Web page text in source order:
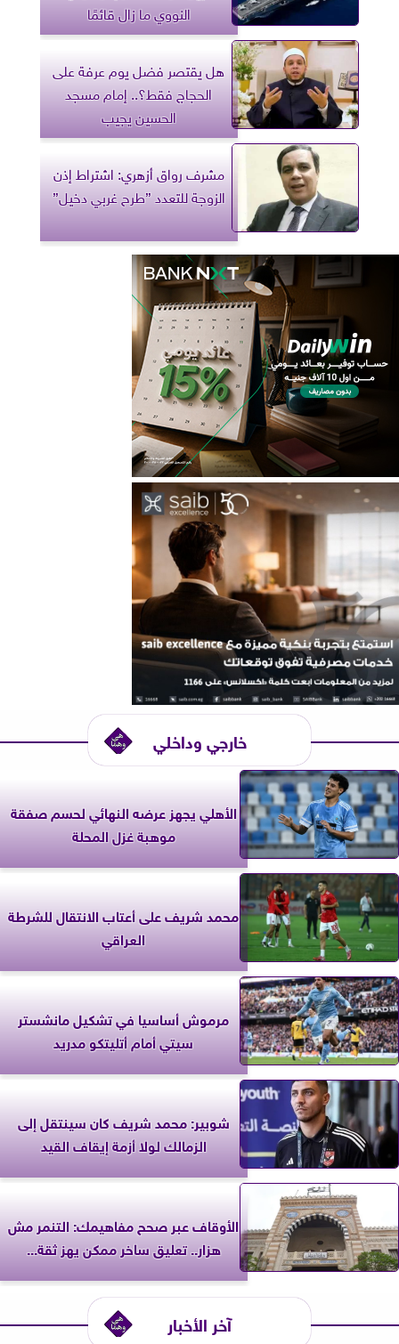
النووي ما زال قائمًا
هل يقتصر فضل يوم عرفة على
الحجاج فقط؟.. إمام مسجد
الحسين يجيب
مشرف رواق أزهري: اشتراط إذن
الزوجة للتعدد ”طرح غربي دخيل”
خارجي وداخلي
الأهلي يجهز عرضه النهائي لحسم صفقة
موهبة غزل المحلة
محمد شريف على أعتاب الانتقال للشرطة
العراقي
مرموش أساسيا في تشكيل مانشستر
سيتي أمام أتليتكو مدريد
شوبير: محمد شريف كان سينتقل إلى
الزمالك لولا أزمة إيقاف القيد
الأوقاف عبر صحح مفاهيمك: التنمر مش
هزار.. تعليق ساخر ممكن يهز ثقة...
آخر الأخبار